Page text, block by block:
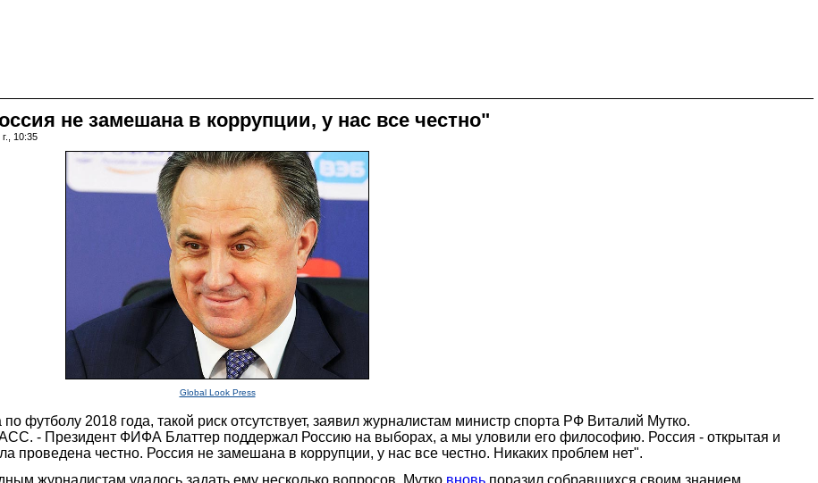
не замешана в коррупции, у нас все честно"
10:35
Global Look Press
футболу 2018 года, такой риск отсутствует, заявил журналистам министр спорта РФ Виталий Мутко.
- Президент ФИФА Блаттер поддержал Россию на выборах, а мы уловили его философию. Россия - открытая и
проведена честно. Россия не замешана в коррупции, у нас все честно. Никаких проблем нет".
журналистам удалось задать ему несколько вопросов. Мутко вновь поразил собравшихся своим знанием